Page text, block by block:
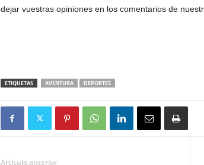
dejar vuestras opiniones en los comentarios de
ETIQUETAS AVENTURA DEPORTES
Artículo anterior